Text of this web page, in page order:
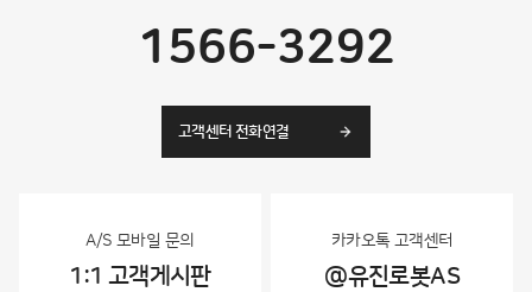
1566-3292
고객센터 전화연결
A/S 모바일 문의
1:1 고객게시판
카카오톡 고객센터
@유진로봇AS